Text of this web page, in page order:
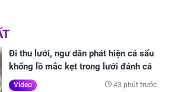
Đi thu lưới, ngư dân phát hiện cá sấu
khổng lồ mắc kẹt trong lưới đánh cá
Video 43 phút trước